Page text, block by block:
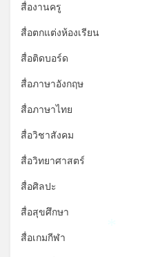
สื่องานครู
สื่อตกแต่งห้องเรียน
สื่อติดบอร์ด
สื่อภาษาอังกฤษ
สื่อภาษาไทย
สื่อวิชาสังคม
สื่อวิทยาศาสตร์
สื่อศิลปะ
สื่อสุขศึกษา
สื่อเกมกีฬา